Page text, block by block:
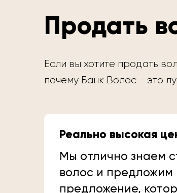
Продать
Если вы хотите продать
почему Банк Волос - это
Реально высокая
Мы отлично знаем
волос и предложим
предложение,